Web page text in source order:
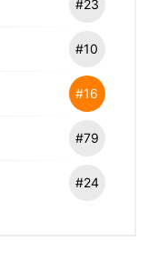
#23
#10
#16
#79
#24